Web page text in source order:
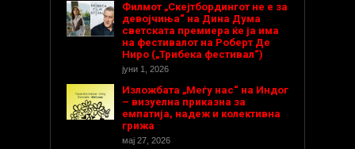
Филмот „Скејтбордингот не е за
девојчиња“ на Дина Дума
светската премиера ќе ја има
на фестивалот на Роберт Де
Ниро („Трибека фестивал“)
јуни 1, 2026
Изложбата „Меѓу нас“ на Индог
– визуелна приказна за
емпатија, надеж и колективна
грижа
мај 27, 2026